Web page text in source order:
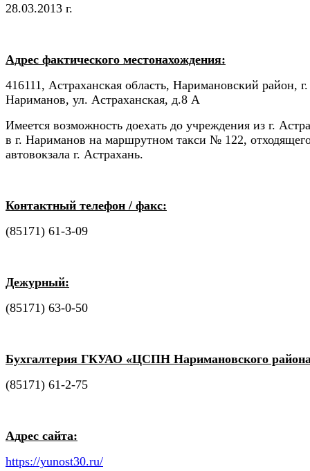
28.03.2013 г.
Адрес фактического местонахождения:
416111, Астраханская область, Наримановский район, г.
Нариманов, ул. Астраханская, д.8 А
Имеется возможность доехать до учреждения из г.
в г. Нариманов на маршрутном такси № 122,
автовокзала г. Астрахань.
Контактный телефон / факс:
(85171) 61-3-09
Дежурный:
(85171) 63-0-50
Бухгалтерия ГКУАО «ЦСПН Наримановского
(85171) 61-2-75
Адрес сайта:
https://yunost30.ru/